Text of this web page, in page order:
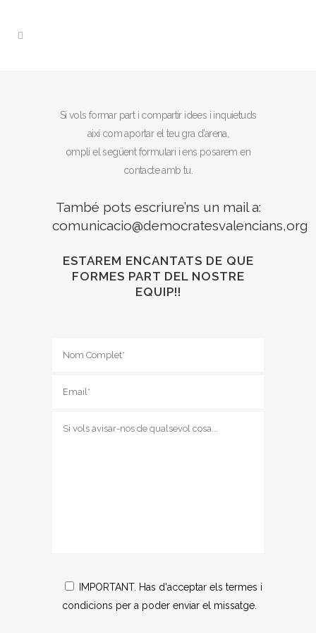
Si vols formar part i compartir idees i inquietuds
així com aportar el teu gra d’arena,
ompli el següent formulari i ens posarem en
contacte amb tu.
També pots escriure’ns un mail a:
comunicacio@democratesvalencians,org
ESTAREM ENCANTATS DE QUE
FORMES PART DEL NOSTRE
EQUIP!!
IMPORTANT. Has d'acceptar els termes i
condicions per a poder enviar el missatge.